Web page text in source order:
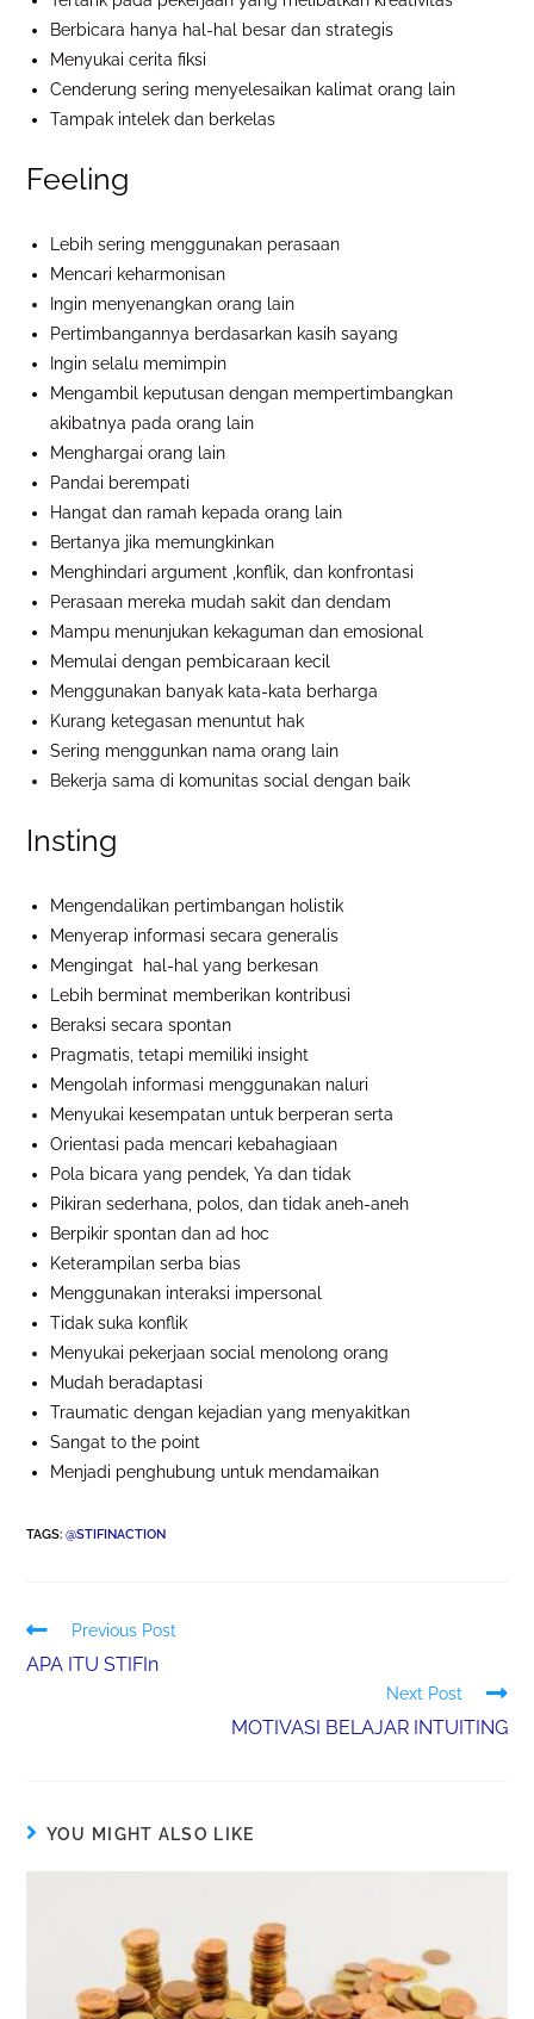
Berbicara hanya hal-hal besar dan strategis
Menyukai cerita fiksi
Cenderung sering menyelesaikan kalimat orang lain
Tampak intelek dan berkelas
Feeling
Lebih sering menggunakan perasaan
Mencari keharmonisan
Ingin menyenangkan orang lain
Pertimbangannya berdasarkan kasih sayang
Ingin selalu memimpin
Mengambil keputusan dengan mempertimbangkan
akibatnya pada orang lain
Menghargai orang lain
Pandai berempati
Hangat dan ramah kepada orang lain
Bertanya jika memungkinkan
Menghindari argument ,konflik, dan konfrontasi
Perasaan mereka mudah sakit dan dendam
Mampu menunjukan kekaguman dan emosional
Memulai dengan pembicaraan kecil
Menggunakan banyak kata-kata berharga
Kurang ketegasan menuntut hak
Sering menggunkan nama orang lain
Bekerja sama di komunitas social dengan baik
Insting
Mengendalikan pertimbangan holistik
Menyerap informasi secara generalis
Mengingat hal-hal yang berkesan
Lebih berminat memberikan kontribusi
Beraksi secara spontan
Pragmatis, tetapi memiliki insight
Mengolah informasi menggunakan naluri
Menyukai kesempatan untuk berperan serta
Orientasi pada mencari kebahagiaan
Pola bicara yang pendek, Ya dan tidak
Pikiran sederhana, polos, dan tidak aneh-aneh
Berpikir spontan dan ad hoc
Keterampilan serba bias
Menggunakan interaksi impersonal
Tidak suka konflik
Menyukai pekerjaan social menolong orang
Mudah beradaptasi
Traumatic dengan kejadian yang menyakitkan
Sangat to the point
Menjadi penghubung untuk mendamaikan
TAGS:@STIFINACTION
Previous Post
APA ITU STIFIn
Next Post
MOTIVASI BELAJAR INTUITING
YOU MIGHT ALSO LIKE